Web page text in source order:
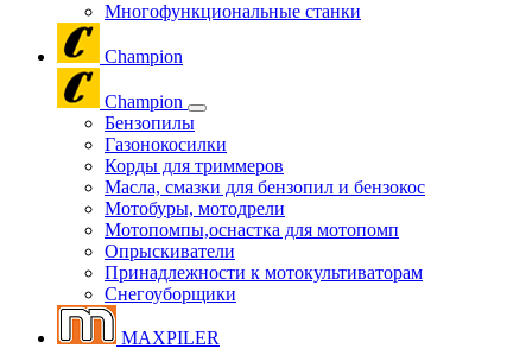
Многофункциональные станки
Champion
Champion
Бензопилы
Газонокосилки
Корды для триммеров
Масла, смазки для бензопил и бензокос
Мотобуры, мотодрели
Мотопомпы,оснастка для мотопомп
Опрыскиватели
Принадлежности к мотокультиваторам
Снегоуборщики
MAXPILER